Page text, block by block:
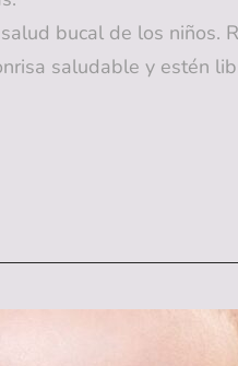
bucal de los niños.
saludable y estén